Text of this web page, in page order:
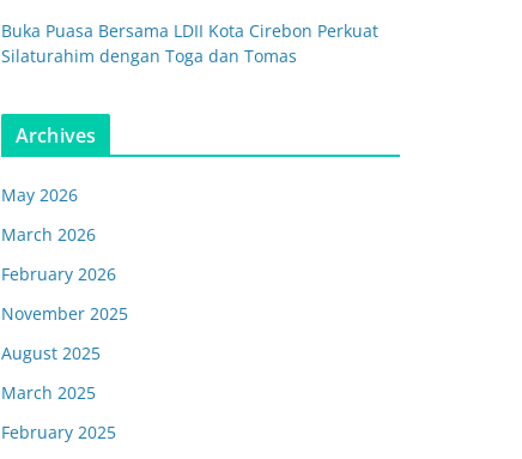
Buka Puasa Bersama LDII Kota Cirebon Perkuat
Silaturahim dengan Toga dan Tomas
Archives
May 2026
March 2026
February 2026
November 2025
August 2025
March 2025
February 2025